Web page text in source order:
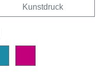
Kunstdruck